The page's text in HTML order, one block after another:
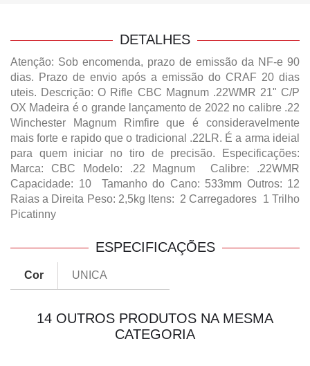
DETALHES
Atenção: Sob encomenda, prazo de emissão da NF-e 90
dias. Prazo de envio após a emissão do CRAF 20 dias
uteis. Descrição: O Rifle CBC Magnum .22WMR 21" C/P
OX Madeira é o grande lançamento de 2022 no calibre .22
Winchester Magnum Rimfire que é consideravelmente
mais forte e rapido que o tradicional .22LR. É a arma ideial
para quem iniciar no tiro de precisão. Especificações:
Marca: CBC Modelo: .22 Magnum Calibre: .22WMR
Capacidade: 10 Tamanho do Cano: 533mm Outros: 12
Raias a Direita Peso: 2,5kg Itens: 2 Carregadores 1 Trilho
Picatinny
ESPECIFICAÇÕES
Cor UNICA
14 OUTROS PRODUTOS NA MESMA
CATEGORIA